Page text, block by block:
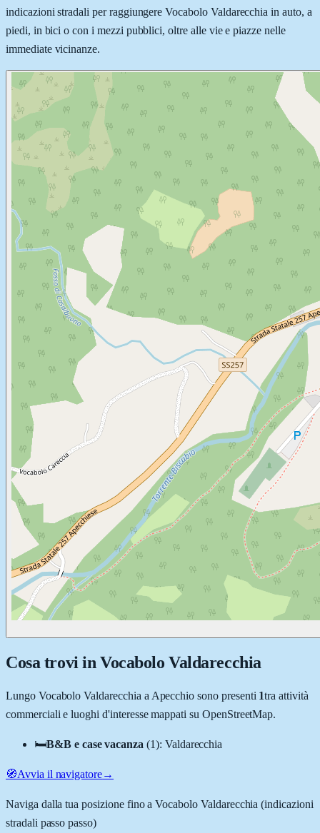
indicazioni stradali per raggiungere Vocabolo Valdarecchia in auto, a
piedi, in bici o con i mezzi pubblici, oltre alle vie e piazze nelle
immediate vicinanze.
Cosa trovi in Vocabolo Valdarecchia
Lungo Vocabolo Valdarecchia a Apecchio sono presenti 1tra attività
commerciali e luoghi d'interesse mappati su OpenStreetMap.
🛏️B&B e case vacanza (1): Valdarecchia
🧭Avvia il navigatore→
Naviga dalla tua posizione fino aVocabolo Valdarecchia (indicazioni
stradali passo passo)